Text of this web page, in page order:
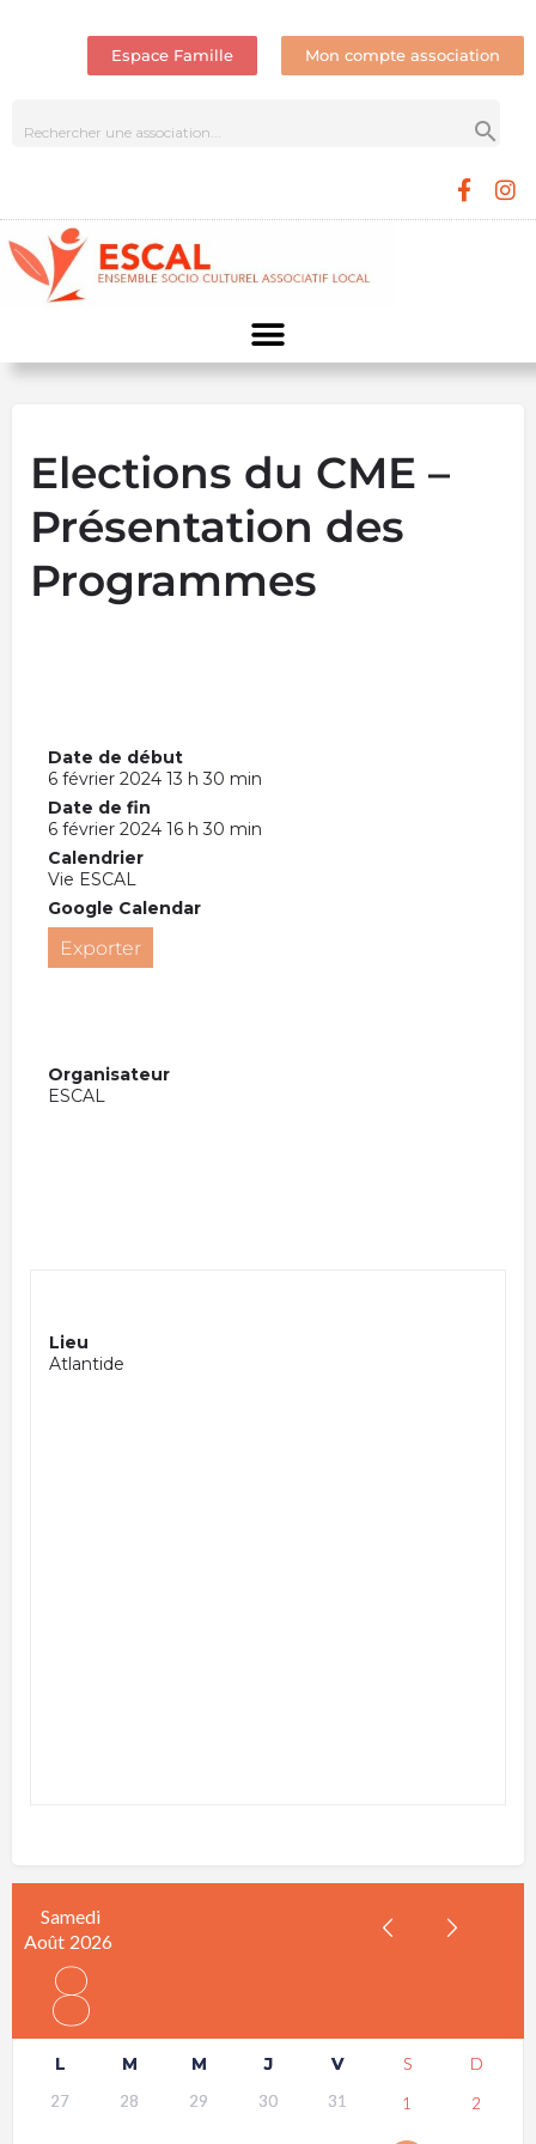
Espace Famille Mon compte association
Elections du CME –
Présentation des
Programmes
Date de début
6 février 2024 13 h 30 min
Date de fin
6 février 2024 16 h 30 min
Calendrier
Vie ESCAL
Google Calendar
Exporter
Organisateur
ESCAL
Lieu
Atlantide
Samedi
Août 2026
8
L M M J V S D
27 28 29 30 31 1 2